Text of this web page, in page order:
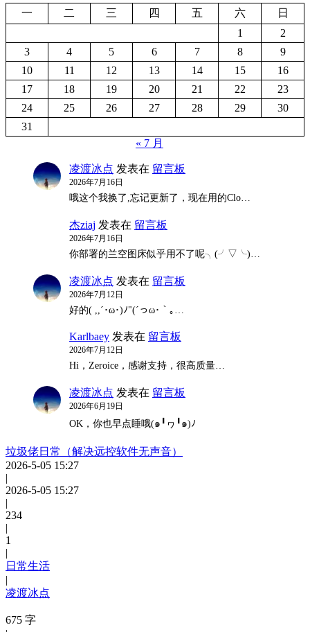
一
二 三 四 五 六
日
1
2
3
4 5 6 7 8
9
10
11 12 13 14 15
16
17
18 19 20 21 22
23
24
25 26 27 28 29
30
31
« 7 月
凌渡冰点 发表在 留言板
2026年7月16日
哦这个我换了,忘记更新了，现在用的Clo…
杰ziaj 发表在 留言板
2026年7月16日
你部署的兰空图床似乎用不了呢╮(╯▽╰)…
凌渡冰点 发表在 留言板
2026年7月12日
好的( ,,´･ω･)ﾉ"(´っω･｀｡…
Karlbaey 发表在 留言板
2026年7月12日
Hi，Zeroice，感谢支持，很高质量…
凌渡冰点 发表在 留言板
2026年6月19日
OK，你也早点睡哦(๑╹ヮ╹๑)ﾉ
垃圾佬日常（解决远控软件无声音）
2026-5-05 15:27
|
2026-5-05 15:27
|
234
|
1
|
日常生活
|
凌渡冰点
675 字